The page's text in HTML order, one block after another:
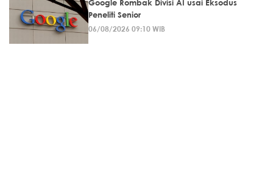
Google Rombak Divisi AI usai Eksodus
Peneliti Senior
06/08/2026 09:10 WIB